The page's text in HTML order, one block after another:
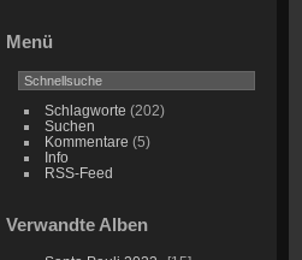
Menü
Schlagworte (202)
Suchen
Kommentare (5)
Info
RSS-Feed
Verwandte Alben